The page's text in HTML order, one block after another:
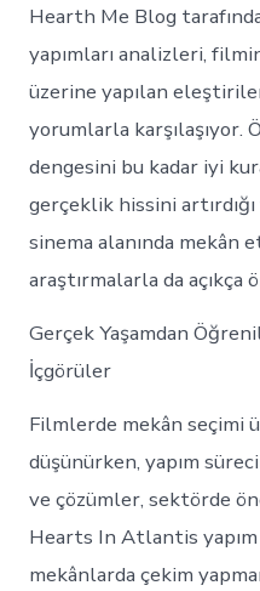
Hearth Me Blog
yapımları analizleri,
üzerine yapılan
yorumlarla karşılaşıyor.
dengesini bu kadar iyi
gerçeklik hissini
sinema alanında
araştırmalarla da açıkça
Gerçek Yaşamdan
İçgörüler
Filmlerde mekân seçimi
düşünürken, yapım
ve çözümler, sektörde
Hearts In Atlantis
mekânlarda çekim